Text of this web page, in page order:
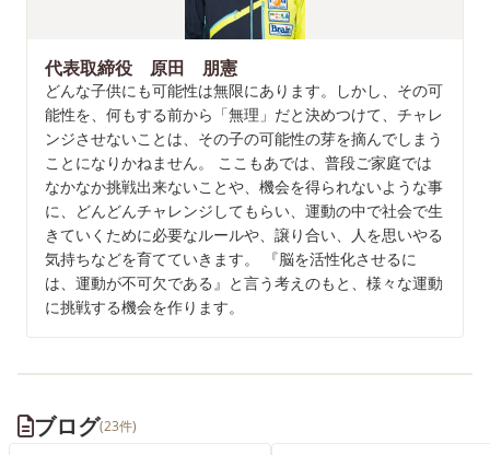
代表取締役 原田 朋憲
どんな子供にも可能性は無限にあります。しかし、その可
能性を、何もする前から「無理」だと決めつけて、チャレ
ンジさせないことは、その子の可能性の芽を摘んでしまう
ことになりかねません。 ここもあでは、普段ご家庭では
なかなか挑戦出来ないことや、機会を得られないような事
に、どんどんチャレンジしてもらい、運動の中で社会で生
きていくために必要なルールや、譲り合い、人を思いやる
気持ちなどを育てていきます。 『脳を活性化させるに
は、運動が不可欠である』と言う考えのもと、様々な運動
に挑戦する機会を作ります。
ブログ(23件)